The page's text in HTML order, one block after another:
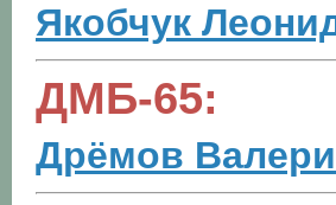
Якобчук
ДМБ-65:
Дрёмов